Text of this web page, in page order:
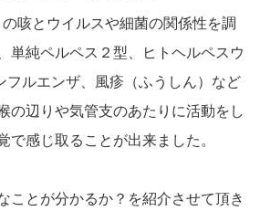
咳とウイルスや細菌の関係性を調
単純ペルペス２型、ヒトヘルペスウ
フルエンザ、風疹（ふうしん）など
の辺りや気管支のあたりに活動をし
で感じ取ることが出来ました。
ことが分かるか？を紹介させて頂き